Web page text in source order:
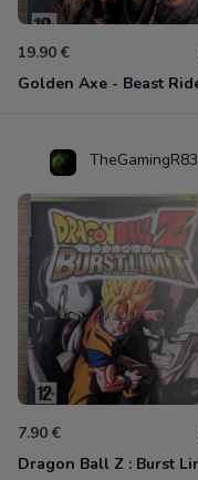
19.90 €
TheGamingR83
7.90 €